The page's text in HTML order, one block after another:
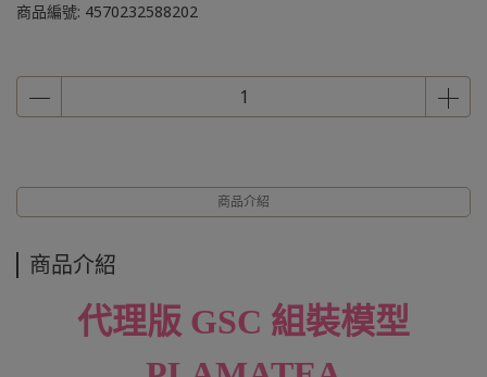
商品編號: 4570232588202
商品介紹
商品介紹
代理版 GSC 組裝模型